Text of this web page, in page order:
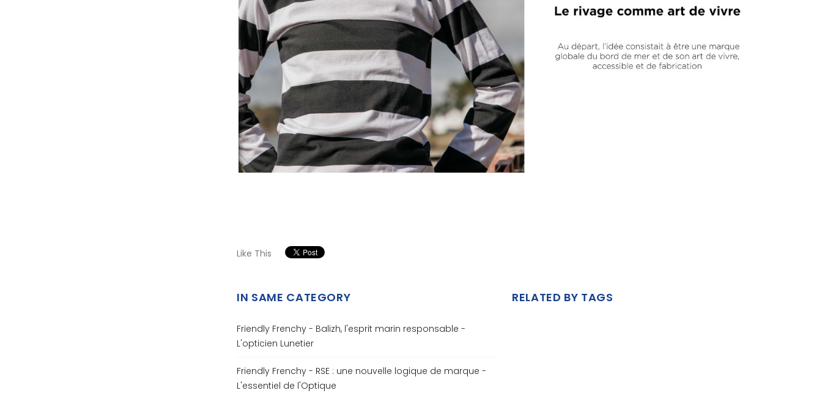
Like This
IN SAME CATEGORY
Friendly Frenchy - Balizh, l'esprit marin responsable -
L'opticien Lunetier
Friendly Frenchy - RSE : une nouvelle logique de marque -
L'essentiel de l'Optique
RELATED BY TAGS